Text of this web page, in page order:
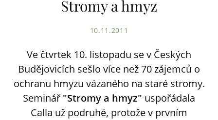
Stromy a hmyz
10.11.2011
Ve čtvrtek 10. listopadu se v Českých
Budějovicích sešlo více než 70 zájemců o
ochranu hmyzu vázaného na staré stromy.
Seminář "Stromy a hmyz" uspořádala
Calla už podruhé, protože v prvním